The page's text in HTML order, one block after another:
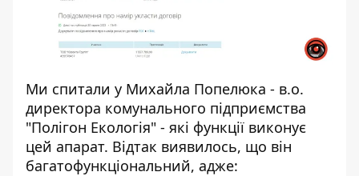
Ми спитали у Михайла Попелюка - в.о.
директора комунального підприємства
"Полігон Екологія" - які функції виконує
цей апарат. Відтак виявилось, що він
багатофункціональний, адже: